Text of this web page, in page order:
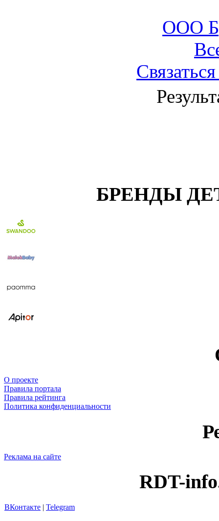
ООО
БРЕНДЫ
О проекте
Правила портала
Правила рейтинга
Политика конфиденциальности
Реклама на сайте
RDT-
ВКонтакте | Telegram